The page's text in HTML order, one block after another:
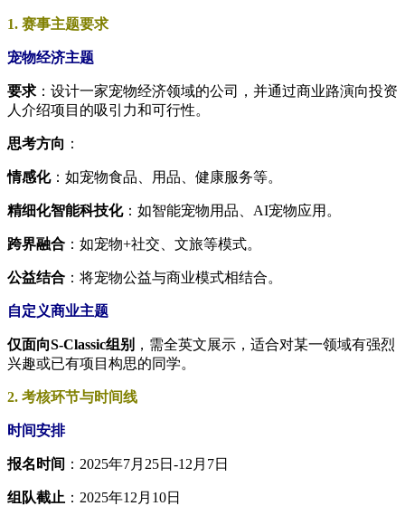
1. 赛事主题要求
宠物经济主题
要求 ：设计一家宠物经济领域的公司，并通过商业路演向投资
人介绍项目的吸引力和可行性。
思考方向 ：
情感化：如宠物食品、用品、健康服务等。
精细化智能科技化：如智能宠物用品、AI宠物应用。
跨界融合 ：如宠物+社交、文旅等模式。
公益结合 ：将宠物公益与商业模式相结合。
自定义商业主题
仅面向S-Classic组别 ，需全英文展示，适合对某一领域有强烈
兴趣或已有项目构思的同学。
2. 考核环节与时间线
时间安排
报名时间 ：2025年7月25日-12月7日
组队截止 ：2025年12月10日